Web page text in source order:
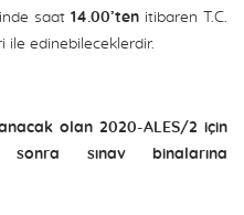
saat 14.00’ten itibaren T.C.
ile edinebileceklerdir.
olan 2020-ALES/2 için
sınav binalarına